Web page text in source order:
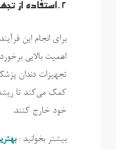
2.استفاده از تجهیزات حرفه‌ای:
برای انجام این
اهمیت بالایی
تجهیزات دندان
کمک می‌کند تا
خود خارج کنند.
بیشتر بخوانید :